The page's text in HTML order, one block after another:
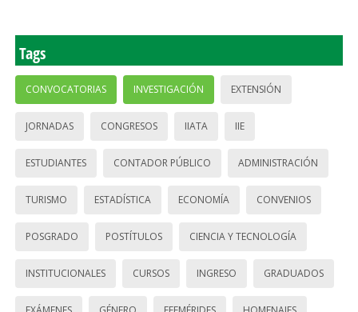
Tags
CONVOCATORIAS INVESTIGACIÓN EXTENSIÓN
JORNADAS CONGRESOS IIATA IIE
ESTUDIANTES CONTADOR PÚBLICO ADMINISTRACIÓN
TURISMO ESTADÍSTICA ECONOMÍA CONVENIOS
POSGRADO POSTÍTULOS CIENCIA Y TECNOLOGÍA
INSTITUCIONALES CURSOS INGRESO GRADUADOS